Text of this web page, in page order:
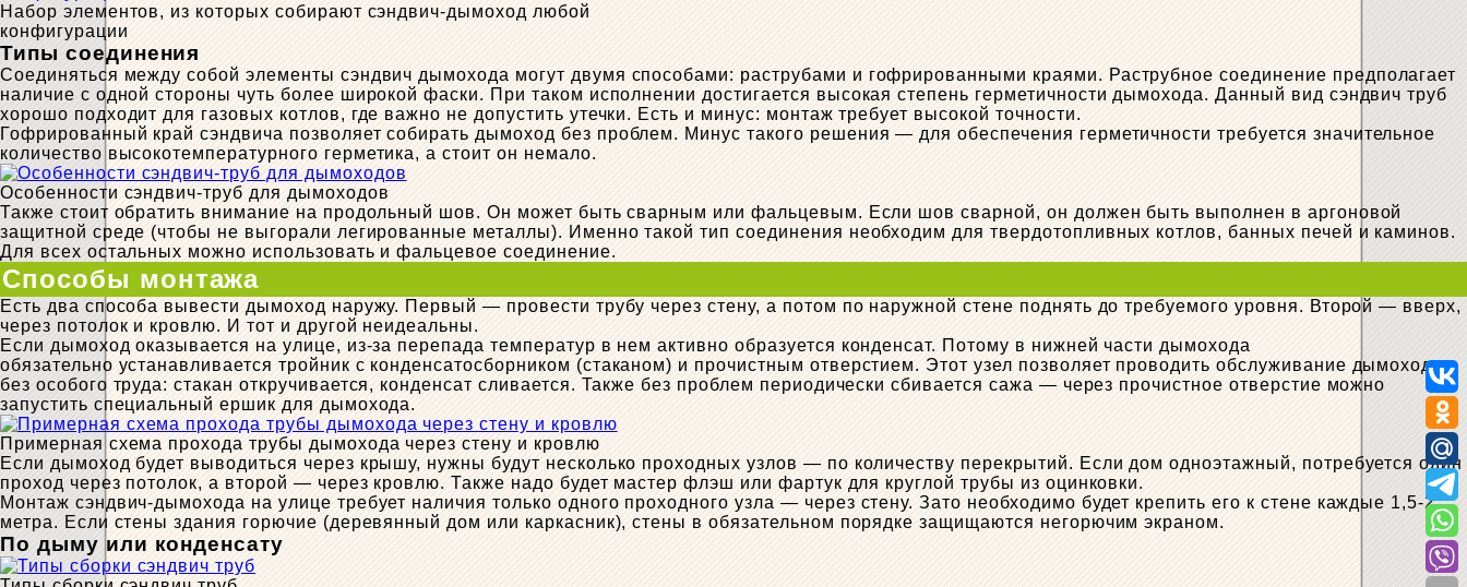
Набор элементов, из которых собирают сэндвич-дымоход любой
конфигурации
Типы соединения
Соединяться между собой элементы сэндвич дымохода могут двумя способами: раструбами и гофрированными краями. Раструбное соединение предполагает
наличие с одной стороны чуть более широкой фаски. При таком исполнении достигается высокая степень герметичности дымохода. Данный вид сэндвич труб
хорошо подходит для газовых котлов, где важно не допустить утечки. Есть и минус: монтаж требует высокой точности.
Гофрированный край сэндвича позволяет собирать дымоход без проблем. Минус такого решения — для обеспечения герметичности требуется значительное
количество высокотемпературного герметика, а стоит он немало.
Особенности сэндвич-труб для дымоходов
Также стоит обратить внимание на продольный шов. Он может быть сварным или фальцевым. Если шов сварной, он должен быть выполнен в аргоновой
защитной среде (чтобы не выгорали легированные металлы). Именно такой тип соединения необходим для твердотопливных котлов, банных печей и каминов.
Для всех остальных можно использовать и фальцевое соединение.
Способы монтажа
Есть два способа вывести дымоход наружу. Первый — провести трубу через стену, а потом по наружной стене поднять до требуемого уровня. Второй — вверх,
через потолок и кровлю. И тот и другой неидеальны.
Если дымоход оказывается на улице, из-за перепада температур в нем активно образуется конденсат. Потому в нижней части дымохода
обязательно устанавливается тройник с конденсатосборником (стаканом) и прочистным отверстием. Этот узел позволяет проводить обслуживание дымохода
без особого труда: стакан откручивается, конденсат сливается. Также без проблем периодически сбивается сажа — через прочистное отверстие можно
запустить специальный ершик для дымохода.
Примерная схема прохода трубы дымохода через стену и кровлю
Если дымоход будет выводиться через крышу, нужны будут несколько проходных узлов — по количеству перекрытий. Если дом одноэтажный, потребуется один
проход через потолок, а второй — через кровлю. Также надо будет мастер флэш или фартук для круглой трубы из оцинковки.
Монтаж сэндвич-дымохода на улице требует наличия только одного проходного узла — через стену. Зато необходимо будет крепить его к стене каждые 1,5-2
метра. Если стены здания горючие (деревянный дом или каркасник), стены в обязательном порядке защищаются негорючим экраном.
По дыму или конденсату